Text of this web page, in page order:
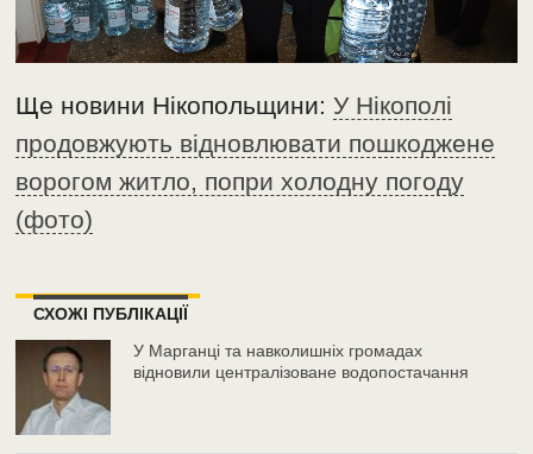
Ще новини Нікопольщини:У Нікополі
продовжують відновлювати пошкоджене
ворогом житло, попри холодну погоду
(фото)
СХОЖІ ПУБЛІКАЦІЇ
У Марганці та навколишніх громадах
відновили централізоване водопостачання